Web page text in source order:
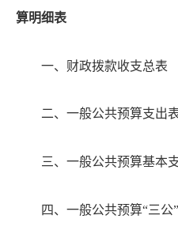
算明细表
一、财政拨款收支总表
二、一般公共预算支出
三、一般公共预算基本
四、一般公共预算“三公”